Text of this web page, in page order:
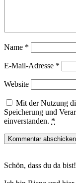
Name *
E-Mail-Adresse *
Website
Mit der Nutzung
Speicherung und
einverstanden. *
Sidebar
Schön, dass du da bist!